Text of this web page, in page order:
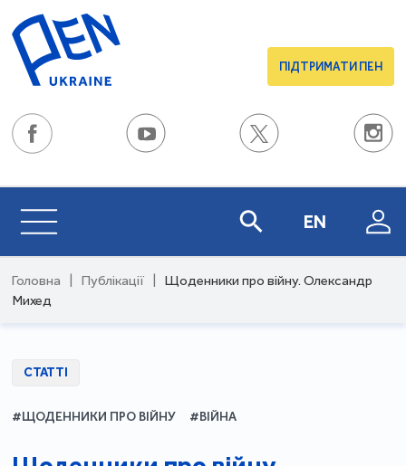
ПІДТРИМАТИ ПЕН
EN
Головна Публікації
Щоденники про війну. Олександр
Михед
СТАТТІ
#ЩОДЕННИКИ ПРО ВІЙНУ #ВІЙНА